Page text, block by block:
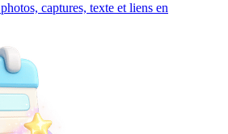
captures, texte et liens en